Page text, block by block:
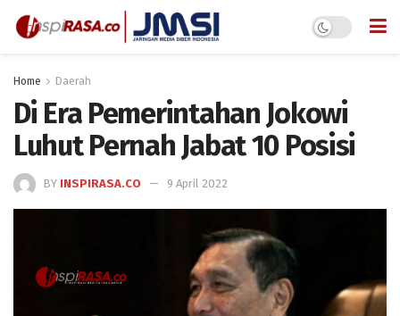
Home Daerah
Di Era Pemerintahan Jokowi
Luhut Pernah Jabat 10 Posisi
BY INSPIRASA.CO 9 April 2022